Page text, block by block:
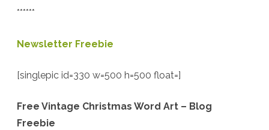
******
Newsletter Freebie
[singlepic id=330 w=500 h=500 float=]
Free Vintage Christmas Word Art – Blog
Freebie